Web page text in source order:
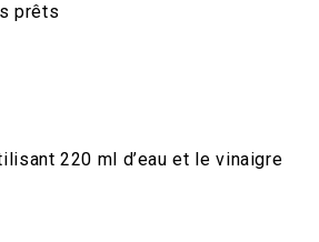
prêts
220 ml d’eau et le vinaigre